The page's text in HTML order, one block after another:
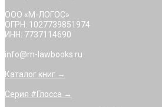
ООО «М-ЛОГОС»
ОГРН: 1027739851974
ИНН: 7737114690
info@m-lawbooks.ru
Каталог книг →
Серия #Глосса →